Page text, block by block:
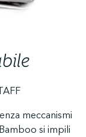
meccanismi
si impili